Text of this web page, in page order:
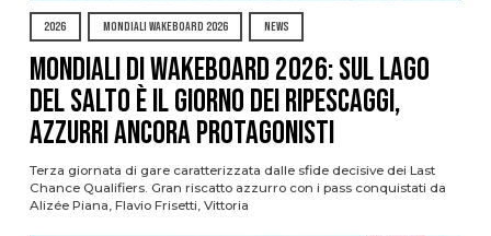
2026 MONDIALI WAKEBOARD 2026 NEWS
Mondiali di Wakeboard 2026: sul Lago
del Salto è il giorno dei ripescaggi,
azzurri ancora protagonisti
Terza giornata di gare caratterizzata dalle sfide decisive dei Last
Chance Qualifiers. Gran riscatto azzurro con i pass conquistati da
Alizée Piana, Flavio Frisetti, Vittoria